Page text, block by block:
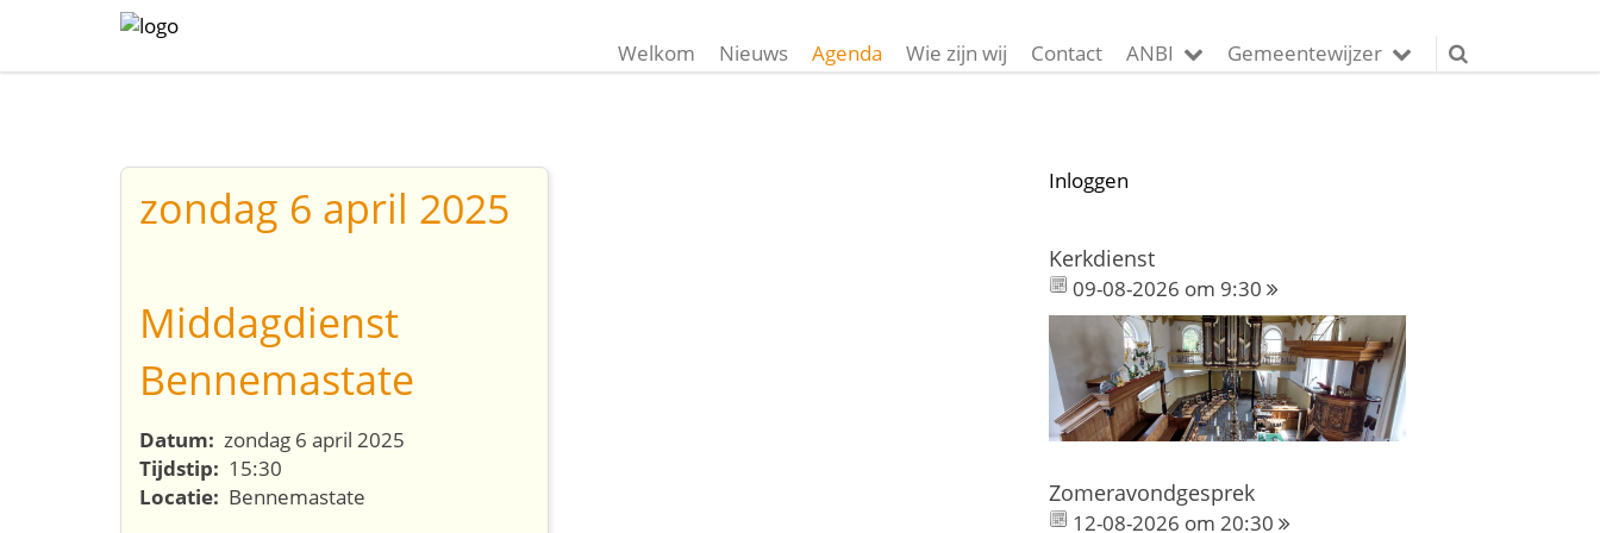
Welkom Nieuws Agenda Wie zijn wij Contact ANBI Gemeentewijzer
zondag 6 april 2025
Middagdienst
Bennemastate
Datum: zondag 6 april 2025
Tijdstip: 15:30
Locatie: Bennemastate
Inloggen
Kerkdienst
09-08-2026 om 9:30
Zomeravondgesprek
12-08-2026 om 20:30